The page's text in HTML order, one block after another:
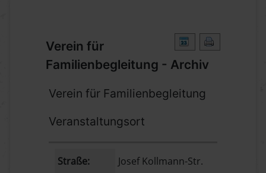
Verein für
Familienbegleitung - Archiv
Verein für Familienbegleitung
Veranstaltungsort
Straße:
Josef Kollmann-Str.